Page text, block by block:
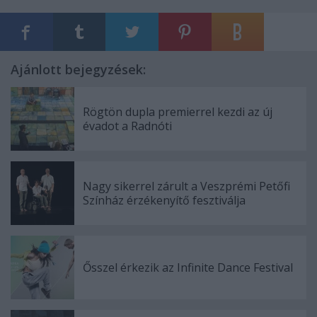
Ajánlott bejegyzések:
Rögtön dupla premierrel kezdi az új
évadot a Radnóti
Nagy sikerrel zárult a Veszprémi Petőfi
Színház érzékenyítő fesztiválja
Ősszel érkezik az Infinite Dance Festival